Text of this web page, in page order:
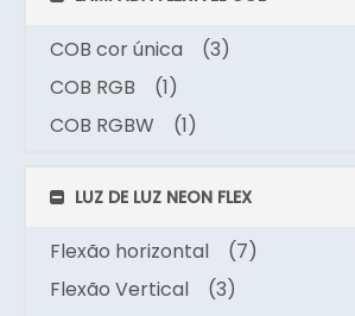
COB cor única
(3)
COB RGB
(1)
COB RGBW
(1)
LUZ DE LUZ NEON FLEX
Flexão horizontal
(7)
Flexão Vertical
(3)